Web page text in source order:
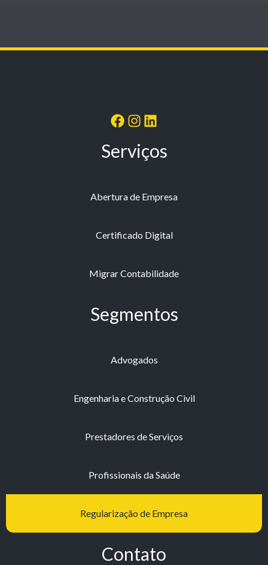
Serviços
Abertura de Empresa
Certificado Digital
Migrar Contabilidade
Segmentos
Advogados
Engenharia e Construção Civil
Prestadores de Serviços
Profissionais da Saúde
Regularização de Empresa
Contato